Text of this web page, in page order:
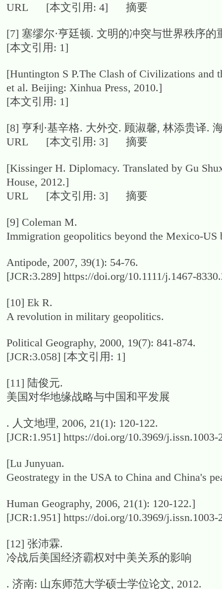
URL [本文引用: 4] 摘要
[7] 塞缪尔·亨廷顿. 文明的冲突与世界秩序
[本文引用: 1]
[Huntington S P.The Clash of Civilizations and
et al. Beijing: Xinhua Press, 2010.]
[本文引用: 1]
[8] 亨利·基辛格. 大外交. 顾淑馨, 林添贵译.
URL [本文引用: 3] 摘要
[Kissinger H. Diplomacy. Translated by Gu
House, 2012.]
URL [本文引用: 3] 摘要
[9] Coleman M.
Immigration geopolitics beyond the Mexico-US
Antipode, 2007, 39(1): 54-76.
[JCR:3.289] https://doi.org/10.1111/
[10] Ek R.
A revolution in military geopolitics.
Political Geography, 2000, 19(7): 841-874.
[JCR:3.058] [本文引用: 1]
[11] 陆俊元.
美国对华地缘战略与中国和平发展
. 人文地理, 2006, 21(1): 120-122.
[JCR:1.951] https://doi.org/10.3969/
[Lu Junyuan.
Geostrategy in the USA to China and China's
Human Geography, 2006, 21(1): 120-122.]
[JCR:1.951] https://doi.org/10.3969/
[12] 张沛霖.
冷战后美国经济霸权对中美关系的影响
. 济南: 山东师范大学硕士学位论文, 2012.